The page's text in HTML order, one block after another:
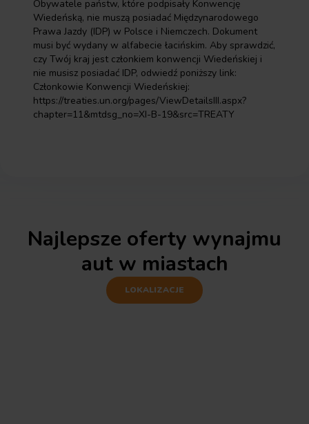
Obywatele państw, które podpisały Konwencję
Wiedeńską, nie muszą posiadać Międzynarodowego
Prawa Jazdy (IDP) w Polsce i Niemczech. Dokument
musi być wydany w alfabecie łacińskim. Aby sprawdzić,
czy Twój kraj jest członkiem konwencji Wiedeńskiej i
nie musisz posiadać IDP, odwiedź poniższy link:
Członkowie Konwencji Wiedeńskiej:
https://treaties.un.org/pages/ViewDetailsIII.aspx?
chapter=11&mtdsg_no=XI-B-19&src=TREATY
Najlepsze oferty wynajmu
aut w miastach
LOKALIZACJE